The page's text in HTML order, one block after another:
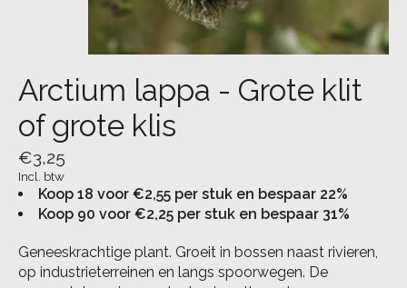
Arctium lappa - Grote klit
of grote klis
€3,25
Incl. btw
Koop 18 voor €2,55 per stuk en bespaar 22%
Koop 90 voor €2,25 per stuk en bespaar 31%
Geneeskrachtige plant. Groeit in bossen naast rivieren,
op industrieterreinen en langs spoorwegen. De